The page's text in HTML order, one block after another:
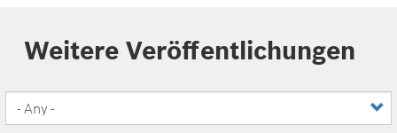
Weitere Veröffentlichungen